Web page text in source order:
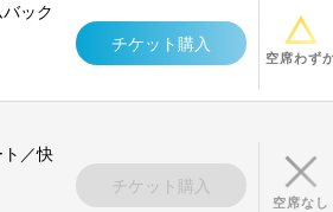
ック
チケット購入
空席わず
／快
チケット購入
空席なし